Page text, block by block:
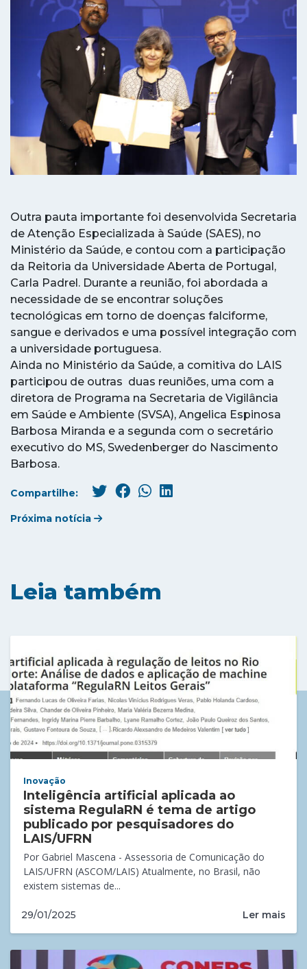
Outra pauta importante foi desenvolvida Secretaria
de Atenção Especializada à Saúde (SAES), no
Ministério da Saúde, e contou com a participação
da Reitoria da Universidade Aberta de Portugal,
Carla Padrel. Durante a reunião, foi abordada a
necessidade de se encontrar soluções
tecnológicas em torno de doenças falciforme,
sangue e derivados e uma possível integração com
a universidade portuguesa.
Ainda no Ministério da Saúde, a comitiva do LAIS
participou de outras duas reuniões, uma com a
diretora de Programa na Secretaria de Vigilância
em Saúde e Ambiente (SVSA), Angelica Espinosa
Barbosa Miranda e a segunda com o secretário
executivo do MS, Swedenberger do Nascimento
Barbosa.
Compartilhe:
Próxima notícia
Leia também
Inovação
Inteligência artificial aplicada ao
sistema RegulaRN é tema de artigo
publicado por pesquisadores do
LAIS/UFRN
Por Gabriel Mascena - Assessoria de Comunicação do
LAIS/UFRN (ASCOM/LAIS) Atualmente, no Brasil, não
existem sistemas de...
29/01/2025 Ler mais